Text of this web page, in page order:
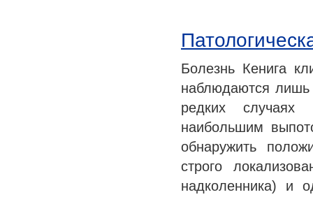
Болезнь Кенига
наблюдаются
редких случаях
наибольшим
обнаружить
строго
надколенника) и